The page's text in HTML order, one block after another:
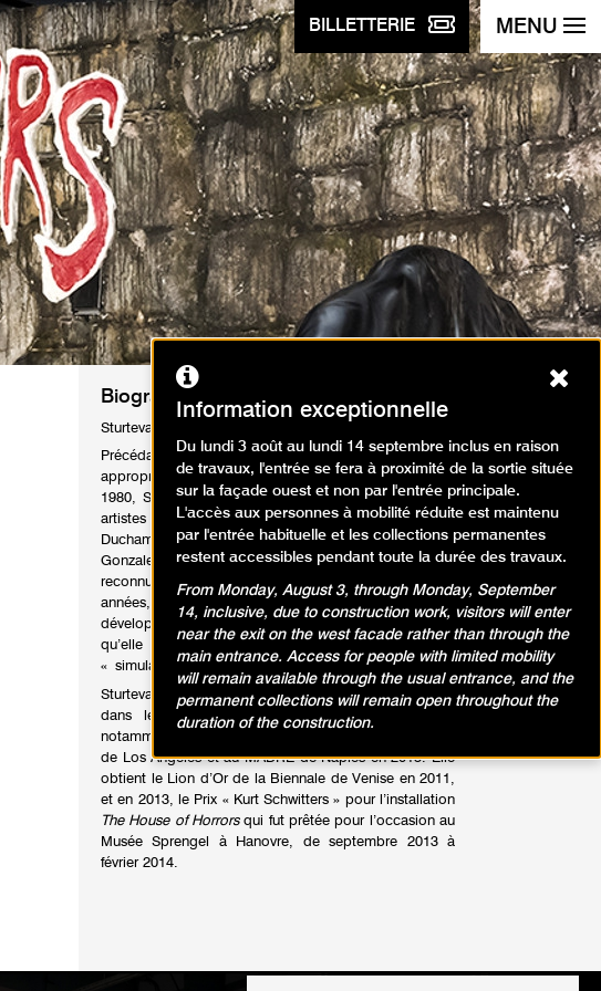
BILLETTERIE MENU
Biographie
Sturtevant (1924-2014)
Précédant de quinze ans le mouvement des
appropriationnistes et le postmodernisme des années
1980, Sturtevant a d’emblée répété le travail d’autres
artistes tels qu’Andy Warhol, Jasper Johns, Marcel
Duchamp, Joseph Beuys, Frank Stella ou Felix
Gonzales-Torres, avant même qu’ils ne soient
reconnus par l’histoire de l’art. Ces vingt dernières
années, l’artiste a continué, à travers la vidéo, de
développer une réflexion rigoureuse, dénonçant ce
qu’elle pressent très tôt comme l’ère des
« simulacres », et les excès de l’âge cybernétique.
Sturtevant a participé à de nombreuses expositions
dans les plus grandes institutions internationales,
notamment au MoMA de New-York en 2014, au MOCA
de Los Angeles et au MADRE de Naples en 2015. Elle
obtient le Lion d’Or de la Biennale de Venise en 2011,
et en 2013, le Prix « Kurt Schwitters » pour l’installation
The House of Horrorsqui fut prêtée pour l’occasion au
Musée Sprengel à Hanovre, de septembre 2013 à
février 2014.
Information exceptionnelle
Du lundi 3 août au lundi 14 septembre inclus en raison
de travaux, l'entrée se fera à proximité de la sortie située
sur la façade ouest et non par l'entrée principale.
L'accès aux personnes à mobilité réduite est maintenu
par l'entrée habituelle et les collections permanentes
restent accessibles pendant toute la durée des travaux.
From Monday, August 3, through Monday, September
14, inclusive, due to construction work, visitors will enter
near the exit on the west facade rather than through the
main entrance. Access for people with limited mobility
will remain available through the usual entrance, and the
permanent collections will remain open throughout the
duration of the construction.